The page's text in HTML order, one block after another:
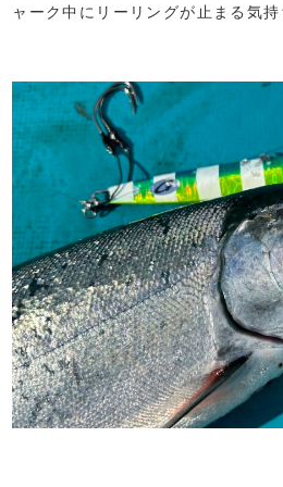
ャーク中にリーリングが止まる気持